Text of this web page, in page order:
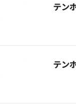
テン
テン